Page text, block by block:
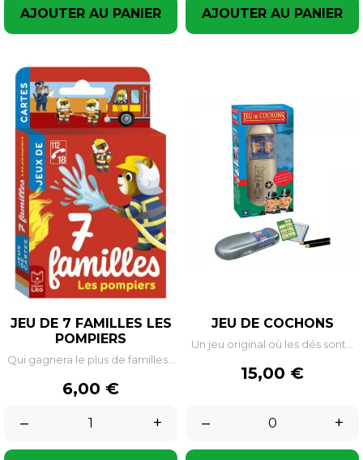
AJOUTER AU PANIER AJOUTER AU PANIER
JEU DE 7 FAMILLES LES
POMPIERS
Qui gagnera le plus de familles...
Prix
6,00 €
–
+
JEU DE COCHONS
Un jeu original où les dés sont...
Prix
15,00 €
– +